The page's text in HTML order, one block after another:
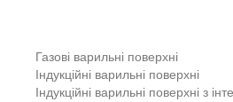
Газові варильні поверхні
Індукційні варильні поверхні
Індукційні варильні поверхні з